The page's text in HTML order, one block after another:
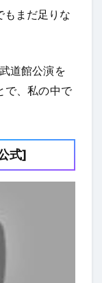
もまだ足りな
道館公演を
で、私の中で
式]